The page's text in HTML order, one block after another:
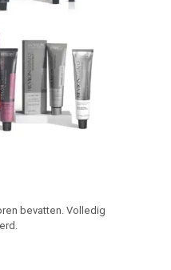
bevatten. Volledig